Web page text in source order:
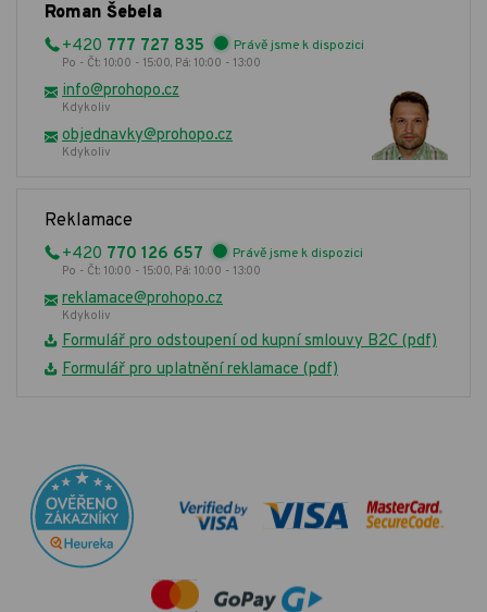
Roman Šebela
+420 777 727 835 Právě jsme k dispozici
Po - Čt: 10:00 - 15:00, Pá: 10:00 - 13:00
info@prohopo.cz
Kdykoliv
objednavky@prohopo.cz
Kdykoliv
Reklamace
+420 770 126 657 Právě jsme k dispozici
Po - Čt: 10:00 - 15:00, Pá: 10:00 - 13:00
reklamace@prohopo.cz
Kdykoliv
Formulář pro odstoupení od kupní smlouvy B2C (pdf)
Formulář pro uplatnění reklamace (pdf)